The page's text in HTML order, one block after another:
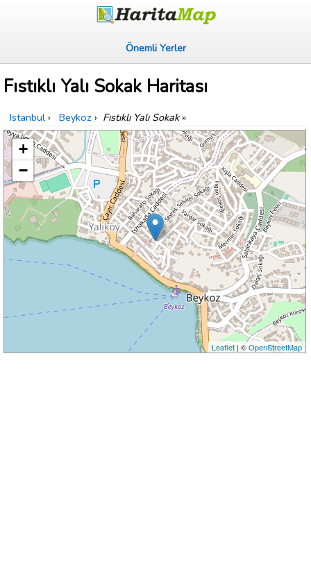
Önemli Yerler
Fıstıklı Yalı Sokak Haritası
Istanbul › Beykoz › Fıstıklı Yalı Sokak»
+
−
Leaflet| ©OpenStreetMap